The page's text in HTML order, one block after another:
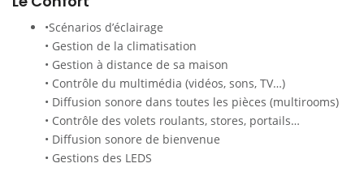
•Scénarios d’éclairage
• Gestion de la climatisation
• Gestion à distance de sa maison
• Contrôle du multimédia (vidéos, sons, TV…)
• Diffusion sonore dans toutes les pièces (multirooms)
• Contrôle des volets roulants, stores, portails…
• Diffusion sonore de bienvenue
• Gestions des LEDS